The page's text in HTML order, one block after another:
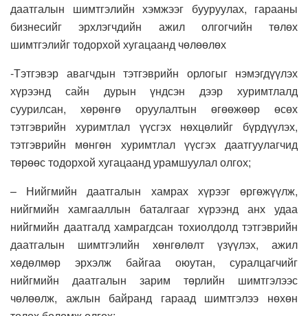
даатгалын шимтгэлийн хэмжээг бууруулах, гарааны
бизнесийг эрхлэгчдийн ажил олгогчийн төлөх
шимтгэлийг тодорхой хугацаанд чөлөөлөх
-Тэтгэвэр авагчдын тэтгэврийн орлогыг нэмэгдүүлэх
хүрээнд сайн дурын үндсэн дээр хуримтлалд
суурилсан, хөрөнгө оруулалтын өгөөжөөр өсөх
тэтгэврийн хуримтлал үүсгэх нөхцөлийг бүрдүүлэх,
тэтгэврийн мөнгөн хуримтлал үүсгэх даатгуулагчид
төрөөс тодорхой хугацаанд урамшуулал олгох;
– Нийгмийн даатгалын хамрах хүрээг өргөжүүлж,
нийгмийн хамгааллын баталгааг хүрээнд анх удаа
нийгмийн даатгалд хамрагдсан тохиолдолд тэтгэврийн
даатгалын шимтгэлийн хөнгөлөлт үзүүлэх, ажил
хөдөлмөр эрхэлж байгаа оюутан, суралцагчийг
нийгмийн даатгалын зарим төрлийн шимтгэлээс
чөлөөлж, ажлын байранд гараад шимтгэлээ нөхөн